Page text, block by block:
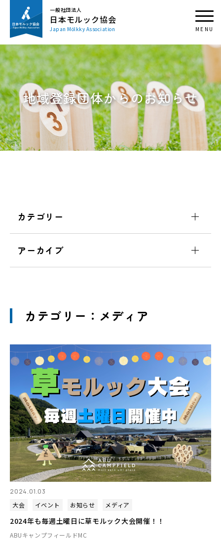
一般社団法人
日本モルック協会
Japan Mölkky Association
地域登録団体からのお知らせ
カテゴリー：メディア
2024.01.03
大会
イベント お知らせ メディア
2024年も毎週土曜日に草モルック大会開催！！
ABUキャンプフィールドMC
カテゴリー
アーカイブ